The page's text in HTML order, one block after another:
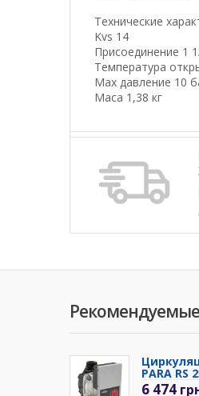
Технические
Kvs 14
Присоединение 1
Температура
Мах давление 10
Маса 1,38 кг
PARA RS
6 474